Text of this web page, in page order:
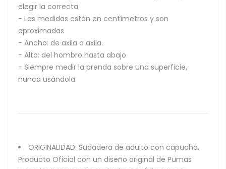
elegir la correcta
- Las medidas están en centímetros y son
aproximadas
- Ancho: de axila a axila.
- Alto: del hombro hasta abajo
- Siempre medir la prenda sobre una superficie,
nunca usándola.
ORIGINALIDAD: Sudadera de adulto con capucha,
Producto Oficial con un diseño original de Pumas